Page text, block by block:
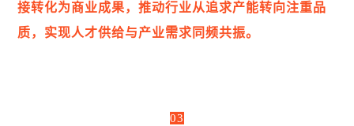
接转化为商业成果，推动行业从追求产能转向注重品
质，实现人才供给与产业需求同频共振。
03